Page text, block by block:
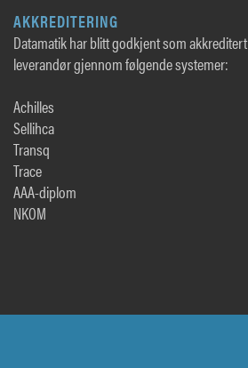
AKKREDITERING
Datamatik har blitt godkjent som akkreditert
leverandør gjennom følgende systemer:
Achilles
Sellihca
Transq
Trace
AAA-diplom
NKOM